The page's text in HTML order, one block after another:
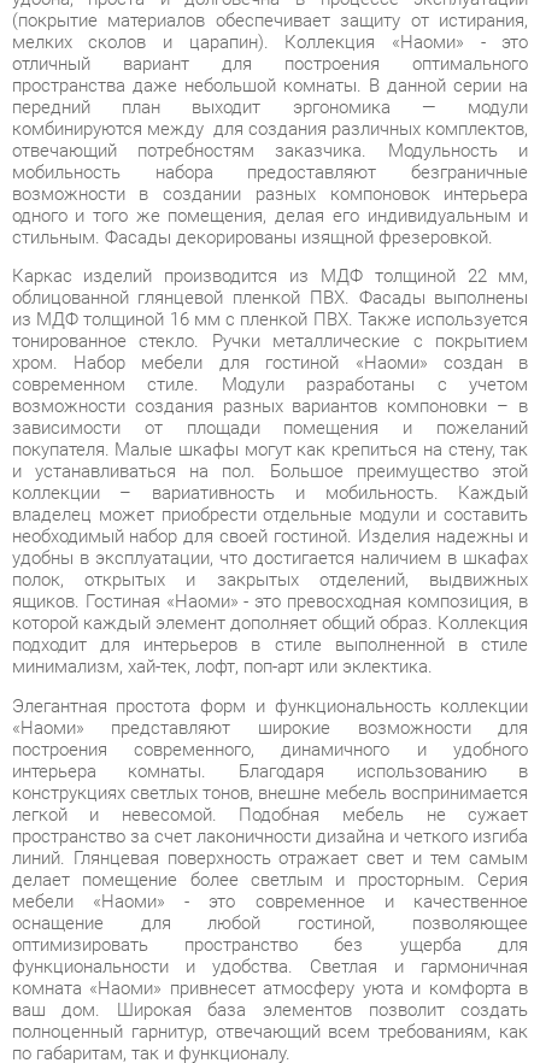
передний план выходит эргономика — модули
комбинируются между для создания различных комплектов,
отвечающий потребностям заказчика. Модульность и
мобильность набора предоставляют безграничные
возможности в создании разных компоновок интерьера
одного и того же помещения, делая его индивидуальным и
стильным. Фасады декорированы изящной фрезеровкой.
Каркас изделий производится из МДФ толщиной 22 мм,
облицованной глянцевой пленкой ПВХ. Фасады выполнены
из МДФ толщиной 16 мм с пленкой ПВХ. Также используется
тонированное стекло. Ручки металлические с покрытием
современном стиле. Модули разработаны с учетом
возможности создания разных вариантов компоновки – в
зависимости от площади помещения и пожеланий
покупателя. Малые шкафы могут как крепиться на стену, так
и устанавливаться на пол. Большое преимущество этой
коллекции – вариативность и мобильность. Каждый
владелец может приобрести отдельные модули и составить
необходимый набор для своей гостиной. Изделия надежны и
удобны в эксплуатации, что достигается наличием в шкафах
полок, открытых и закрытых отделений, выдвижных
ящиков. Гостиная «Наоми» - это превосходная композиция, в
которой каждый элемент дополняет общий образ. Коллекция
подходит для интерьеров в стиле выполненной в стиле
минимализм, хай-тек, лофт, поп-арт или эклектика.
Элегантная простота форм и функциональность коллекции
«Наоми» представляют широкие возможности для
построения современного, динамичного и удобного
интерьера комнаты. Благодаря использованию в
конструкциях светлых тонов, внешне мебель воспринимается
легкой и невесомой. Подобная мебель не сужает
пространство за счет лаконичности дизайна и четкого изгиба
линий. Глянцевая поверхность отражает свет и тем самым
делает помещение более светлым и просторным. Серия
мебели «Наоми» - это современное и качественное
оснащение для любой гостиной, позволяющее
оптимизировать пространство без ущерба для
функциональности и удобства. Светлая и гармоничная
комната «Наоми» привнесет атмосферу уюта и комфорта в
ваш дом. Широкая база элементов позволит создать
полноценный гарнитур, отвечающий всем требованиям, как
по габаритам, так и функционалу.
Условия покупки
Благодаря качественным фото, исчерпывающей информации
о характеристиках и параметрах, а также отзывам
покупателей маркетплэйса «Твой Зал Екатеринбург» купить